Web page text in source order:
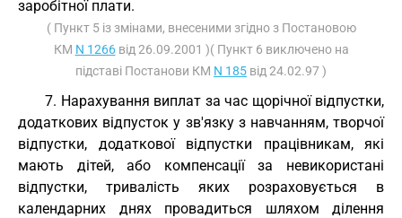
заробітної плати.
( Пункт 5 із змінами, внесеними згідно з Постановою
КМ N 1266від 26.09.2001 )( Пункт 6 виключено на
підставі Постанови КМ N 185 від 24.02.97 )
7. Нарахування виплат за час щорічної відпустки,
додаткових відпусток у зв'язку з навчанням, творчої
відпустки, додаткової відпустки працівникам, які
мають дітей, або компенсації за невикористані
відпустки, тривалість яких розраховується в
календарних днях провадиться шляхом ділення